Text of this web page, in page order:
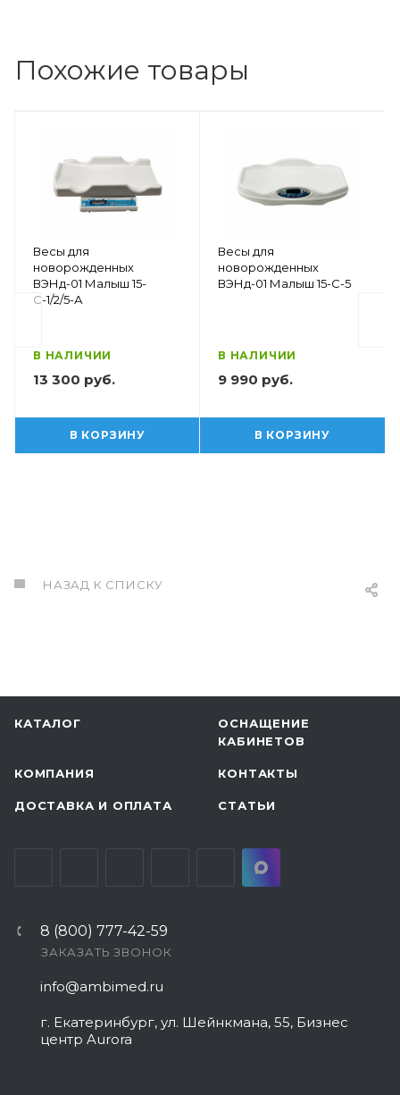
Похожие товары
Весы для
новорожденных
ВЭНд-01 Малыш 15-
С-1/2/5-А
В НАЛИЧИИ
13 300 руб.
В КОРЗИНУ
Весы для
новорожденных
ВЭНд-01 Малыш 15-С-5
В НАЛИЧИИ
9 990 руб.
В КОРЗИНУ
НАЗАД К СПИСКУ
КАТАЛОГ
ОСНАЩЕНИЕ
КАБИНЕТОВ
КОМПАНИЯ КОНТАКТЫ
ДОСТАВКА И ОПЛАТА СТАТЬИ
8 (800) 777-42-59
ЗАКАЗАТЬ ЗВОНОК
info@ambimed.ru
г. Екатеринбург, ул. Шейнкмана, 55, Бизнес
центр Aurora